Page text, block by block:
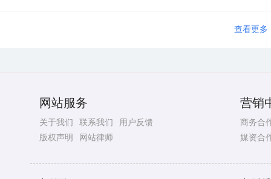
查看更多
网站服务
关于我们 联系我们
用户反馈
版权声明
网站律师
营销
商务合
媒资合